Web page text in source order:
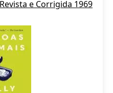
e Corrigida 1969